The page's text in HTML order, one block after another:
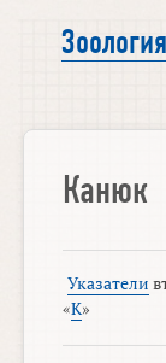
Канюк
Указатели
«К»